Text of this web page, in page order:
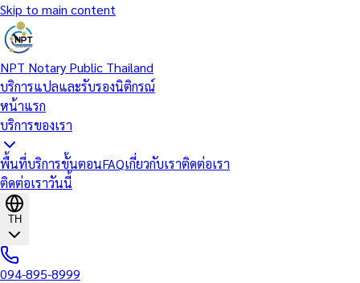
Skip to main content
NPT Notary Public Thailand
บริการแปลและรับรองนิติกรณ์
หน้าแรก
บริการของเรา
พื้นที่บริการขั้นตอนFAQเกี่ยวกับเราติดต่อเรา
ติดต่อเราวันนี้
TH
094-895-8999